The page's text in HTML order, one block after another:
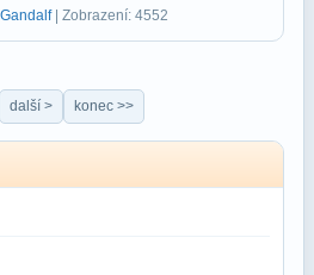
Gandalf| Zobrazení: 4552
další > konec >>